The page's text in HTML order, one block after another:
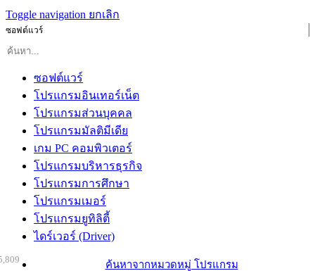
Toggle navigation ยกเลิก
ซอฟต์แวร์
ซอฟต์แวร์
โปรแกรมอินเทอร์เน็ต
โปรแกรมส่วนบุคคล
โปรแกรมมัลติมีเดีย
เกม PC คอมพิวเตอร์
โปรแกรมบริหารธุรกิจ
โปรแกรมการศึกษา
โปรแกรมเมอร์
โปรแกรมยูทิลิตี้
ไดร์เวอร์ (Driver)
ค้นหาจากหมวดหมู่ โปรแกรม